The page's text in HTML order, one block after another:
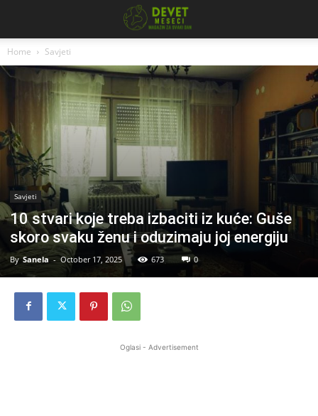
Home Savjeti
Savjeti
10 stvari koje treba izbaciti iz kuće: Guše
skoro svaku ženu i oduzimaju joj energiju
By Sanela - October 17, 2025 673 0
Oglasi - Advertisement